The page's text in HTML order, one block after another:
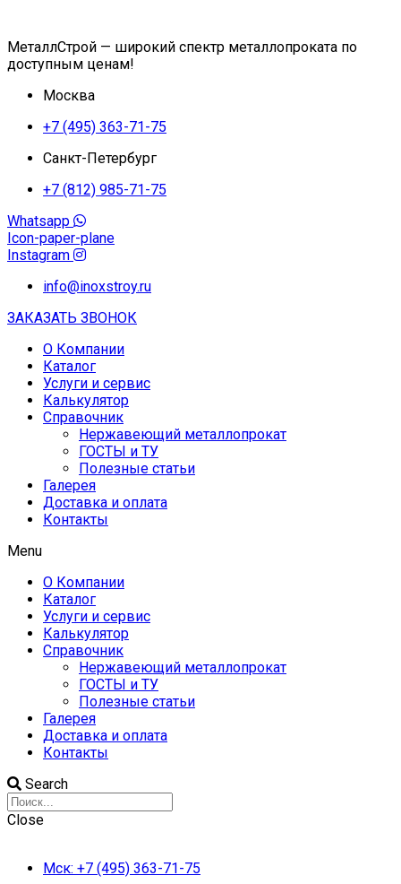
МеталлСтрой — широкий спектр металлопроката по
доступным ценам!
Москва
+7 (495) 363-71-75
Санкт-Петербург
+7 (812) 985-71-75
Whatsapp
Icon-paper-plane
Instagram
info@inoxstroy.ru
ЗАКАЗАТЬ ЗВОНОК
О Компании
Каталог
Услуги и сервис
Калькулятор
Справочник
Нержавеющий металлопрокат
ГОСТЫ и ТУ
Полезные статьи
Галерея
Доставка и оплата
Контакты
Menu
О Компании
Каталог
Услуги и сервис
Калькулятор
Справочник
Нержавеющий металлопрокат
ГОСТЫ и ТУ
Полезные статьи
Галерея
Доставка и оплата
Контакты
Search
Close
Мск: +7 (495) 363-71-75